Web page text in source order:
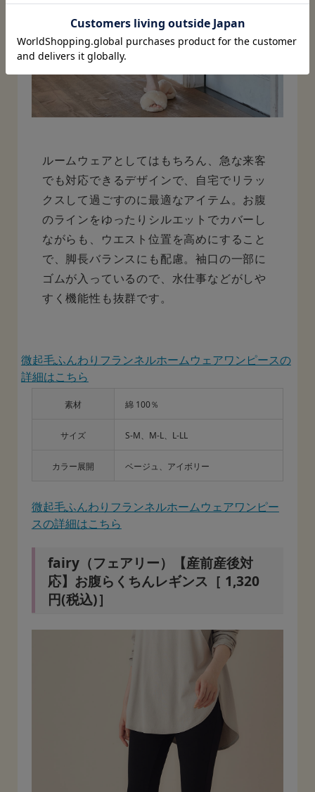
ルームウェアとしてはもちろん、急な来客
でも対応できるデザインで、自宅でリラッ
クスして過ごすのに最適なアイテム。お腹
のラインをゆったりシルエットでカバーし
ながらも、ウエスト位置を高めにすること
で、脚長バランスにも配慮。袖口の一部に
ゴムが入っているので、水仕事などがしや
すく機能性も抜群です。
微起毛ふんわりフランネルホームウェアワンピースの
詳細はこちら
素材 綿 100％
サイズ S-M、M-L、L-LL
カラー展開 ベージュ、アイボリー
微起毛ふんわりフランネルホームウェアワンピー
スの詳細はこちら
fairy（フェアリー）【産前産後対
応】お腹らくちんレギンス［ 1,320
円(税込)］